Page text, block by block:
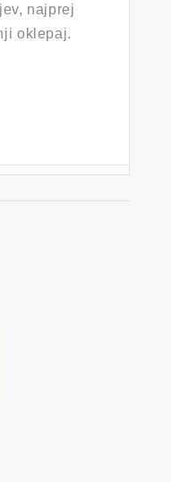
najprej
oklepaj.